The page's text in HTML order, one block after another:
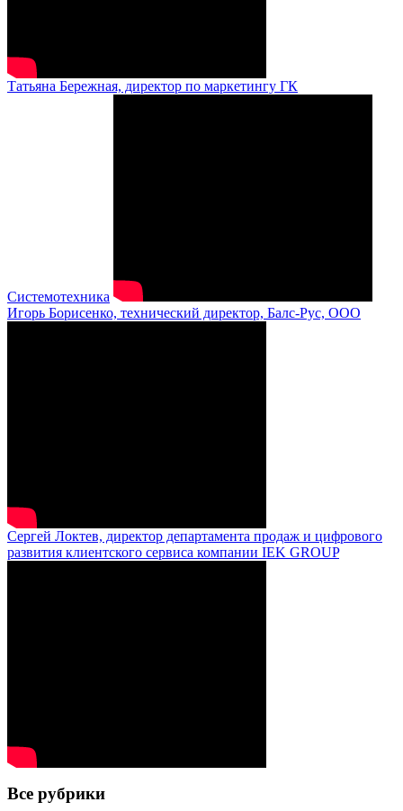
Татьяна Бережная, директор по маркетингу ГК
Системотехника
Игорь Борисенко, технический директор, Балс-Рус, ООО
Сергей Локтев, директор департамента продаж и цифрового
развития клиентского сервиса компании IEK GROUP
Все рубрики